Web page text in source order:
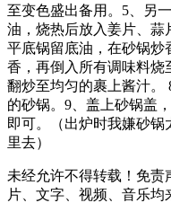
至变色盛出备用。5、另
油，烧热后放入姜片、蒜
平底锅留底油，在砂锅炒
香，再倒入所有调味料烧
翻炒至均匀的裹上酱汁。
的砂锅。9、盖上砂锅盖
即可。（出炉时我嫌砂
里去）
未经允许不得转载！免责
片、文字、视频、音乐